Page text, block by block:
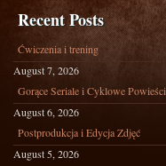
Recent Posts
Ćwiczenia i trening
August 7, 2026
Gorące Seriale i Cyklowe Powieści
August 6, 2026
Postprodukcja i Edycja Zdjęć
August 5, 2026